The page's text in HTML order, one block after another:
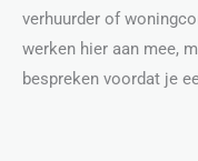
verhuurder of
werken hier aan mee,
bespreken voordat je